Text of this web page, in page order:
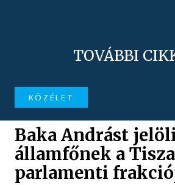
TOVÁBBI
KÖZÉLET
Baka Andrást
államfőnek a Tisza
parlamenti